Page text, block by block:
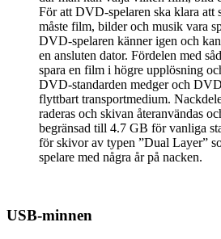
För att DVD-spelaren ska klara att
måste film, bilder och musik vara
DVD-spelaren känner igen och
en ansluten dator. Fördelen med
spara en film i högre upplösning
DVD-standarden medger och
flyttbart transportmedium.
raderas och skivan återanvändas
begränsad till 4.7 GB för vanliga
för skivor av typen ”Dual Layer”
spelare med några år på nacken.
USB-minnen